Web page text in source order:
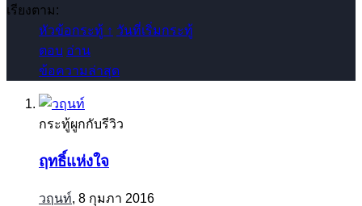
เรียงตาม:
หัวข้อกระทู้ ↑ วันที่เริ่มกระทู้
ตอบ อ่าน
ข้อความล่าสุด
กระทู้ผูกกับรีวิว
ฤทธิ์แห่งใจ
วฤนท์, 8 กุมภา 2016